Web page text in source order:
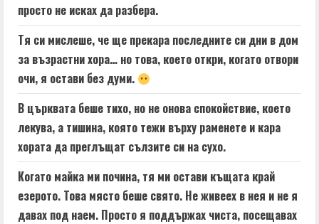
просто не исках да разбера.
Тя си мислеше, че ще прекара последните си дни в дом
за възрастни хора… но това, което откри, когато отвори
очи, я остави без думи.
В църквата беше тихо, но не онова спокойствие, което
лекува, а тишина, която тежи върху раменете и кара
хората да преглъщат сълзите си на сухо.
Когато майка ми почина, тя ми остави къщата край
езерото. Това място беше свято. Не живеех в нея и не я
давах под наем. Просто я поддържах чиста, посещавах